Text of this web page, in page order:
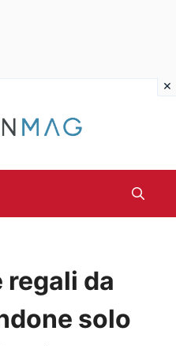
regali da
solo